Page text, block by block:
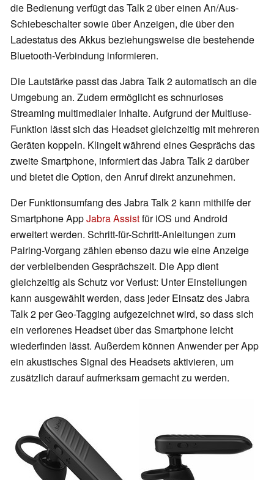
die Bedienung verfügt das Talk 2 über einen An/Aus-
Schiebeschalter sowie über Anzeigen, die über den
Ladestatus des Akkus beziehungsweise die bestehende
Bluetooth-Verbindung informieren.
Die Lautstärke passt das Jabra Talk 2 automatisch an die
Umgebung an. Zudem ermöglicht es schnurloses
Streaming multimedialer Inhalte. Aufgrund der Multiuse-
Funktion lässt sich das Headset gleichzeitig mit mehreren
Geräten koppeln. Klingelt während eines Gesprächs das
zweite Smartphone, informiert das Jabra Talk 2 darüber
und bietet die Option, den Anruf direkt anzunehmen.
Der Funktionsumfang des Jabra Talk 2 kann mithilfe der
Smartphone AppJabra Assistfür iOS und Android
erweitert werden. Schritt-für-Schritt-Anleitungen zum
Pairing-Vorgang zählen ebenso dazu wie eine Anzeige
der verbleibenden Gesprächszeit. Die App dient
gleichzeitig als Schutz vor Verlust: Unter Einstellungen
kann ausgewählt werden, dass jeder Einsatz des Jabra
Talk 2 per Geo-Tagging aufgezeichnet wird, so dass sich
ein verlorenes Headset über das Smartphone leicht
wiederfinden lässt. Außerdem können Anwender per App
ein akustisches Signal des Headsets aktivieren, um
zusätzlich darauf aufmerksam gemacht zu werden.